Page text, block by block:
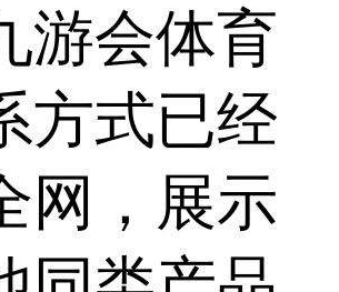
游会体育
方式已经
网，展示